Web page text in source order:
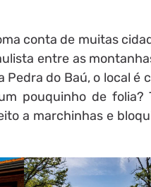
conta de muitas
entre as
do Baú, o local é
pouquinho de folia?
a marchinhas e